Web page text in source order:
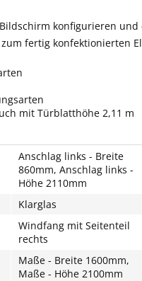
konfigurieren
fertig konfektionierten
mit Türblatthöhe 2,11 m
Anschlag links - Breite
860mm, Anschlag links -
Höhe 2110mm
Klarglas
Windfang mit Seitenteil
rechts
Maße - Breite 1600mm,
Maße - Höhe 2100mm